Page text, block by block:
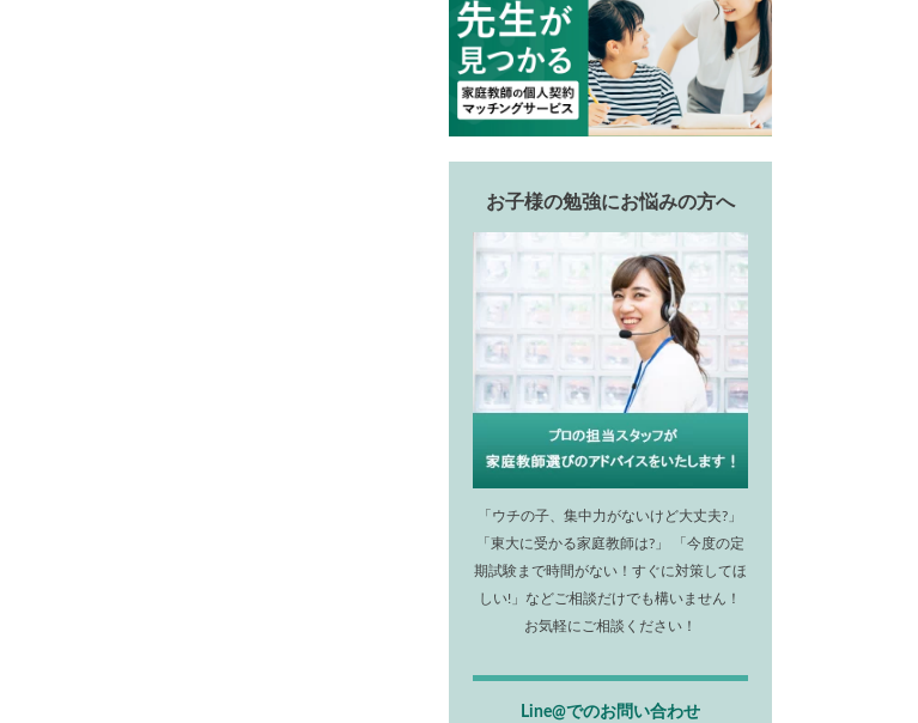
お子様の勉強にお悩みの方へ
「ウチの子、集中力がないけど大丈夫?」
「東大に受かる家庭教師は?」 「今度の定
期試験まで時間がない！すぐに対策してほ
しい!」などご相談だけでも構いません！
お気軽にご相談ください！
Line@でのお問い合わせ